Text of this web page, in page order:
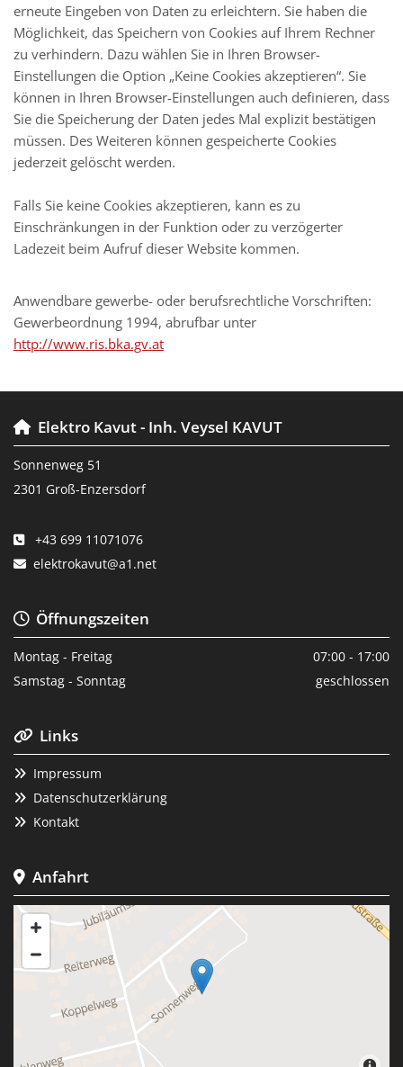
erneute Eingeben von Daten zu erleichtern. Sie haben die
Möglichkeit, das Speichern von Cookies auf Ihrem Rechner
zu verhindern. Dazu wählen Sie in Ihren Browser-
Einstellungen die Option „Keine Cookies akzeptieren“. Sie
können in Ihren Browser-Einstellungen auch definieren, dass
Sie die Speicherung der Daten jedes Mal explizit bestätigen
müssen. Des Weiteren können gespeicherte Cookies
jederzeit gelöscht werden.
Falls Sie keine Cookies akzeptieren, kann es zu
Einschränkungen in der Funktion oder zu verzögerter
Ladezeit beim Aufruf dieser Website kommen.
Anwendbare gewerbe- oder berufsrechtliche Vorschriften:
Gewerbeordnung 1994, abrufbar unter
http://www.ris.bka.gv.at
 Elektro Kavut - Inh. Veysel KAVUT
Sonnenweg 51
2301 Groß-Enzersdorf
 +43 699 11071076
 elektrokavut@a1.net
Öffnungszeiten
Montag - Freitag
07:00 - 17:00
Samstag - Sonntag
geschlossen
 Links
 Impressum
 Datenschutzerklärung
 Kontakt
 Anfahrt